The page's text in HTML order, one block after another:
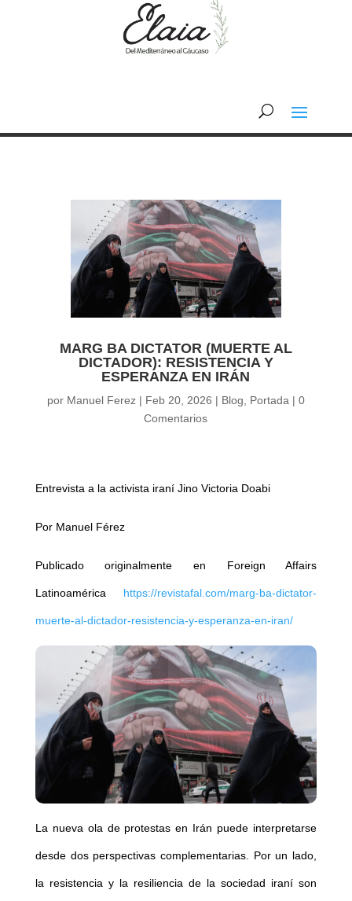
MARG BA DICTATOR (MUERTE AL
DICTADOR): RESISTENCIA Y
ESPERANZA EN IRÁN
por Manuel Ferez| Feb 20, 2026 | Blog, Portada| 0
Comentarios
Entrevista a la activista iraní Jino Victoria Doabi
Por Manuel Férez
Publicado originalmente en Foreign Affairs
Latinoamérica https://revistafal.com/marg-ba-dictator-
muerte-al-dictador-resistencia-y-esperanza-en-iran/
La nueva ola de protestas en Irán puede interpretarse
desde dos perspectivas complementarias. Por un lado,
la resistencia y la resiliencia de la sociedad iraní son